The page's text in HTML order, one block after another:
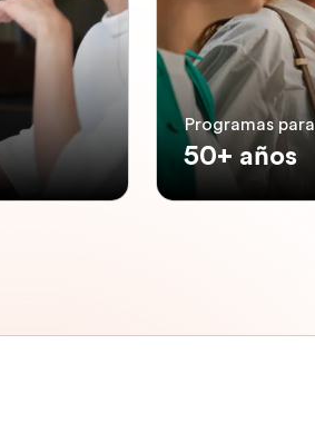
Programas para
50+ años